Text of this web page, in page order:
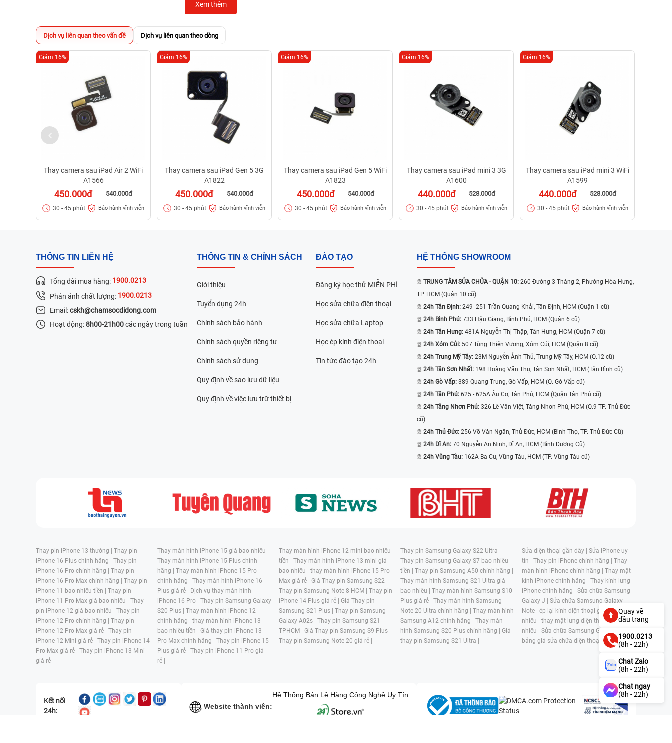
Xem thêm
Dịch vụ liên quan theo vấn đề Dịch vụ liên quan theo dòng
Thay camera sau iPad Air 2 WiFi
A1566
450.000đ 540.000đ
Giảm 16%
30 - 45 phút Bảo hành vĩnh viễn
Thay camera sau iPad Gen 5 3G
A1822
450.000đ 540.000đ
Giảm 16%
30 - 45 phút Bảo hành vĩnh viễn
Thay camera sau iPad Gen 5 WiFi
A1823
450.000đ 540.000đ
Giảm 16%
30 - 45 phút Bảo hành vĩnh viễn
Thay camera sau iPad mini 3 3G
A1600
440.000đ 528.000đ
Giảm 16%
30 - 45 phút Bảo hành vĩnh viễn
Thay camera sau iPad mini 3 WiFi
A1599
440.000đ 528.000đ
Giảm 16%
30 - 45 phút Bảo hành vĩnh viễn
THÔNG TIN LIÊN HỆ
Tổng đài mua hàng: 1900.0213
Phản ánh chất lượng: 1900.0213
Email:cskh@chamsocdidong.com
Hoạt động:8h00-21h00các ngày trong tuần
THÔNG TIN & CHÍNH SÁCH
Giới thiệu
Tuyển dụng 24h
Chính sách bảo hành
Chính sách quyền riêng tư
Chính sách sử dụng
Quy định về sao lưu dữ liệu
Quy định về việc lưu trữ thiết bị
ĐÀO TẠO
Đăng ký học thử MIỄN PHÍ
Học sửa chữa điện thoại
Học sửa chữa Laptop
Học ép kính điện thoại
Tin tức đào tạo 24h
HỆ THỐNG SHOWROOM
TRUNG TÂM SỬA CHỮA - QUẬN 10: 260 Đường 3 Tháng 2, Phường Hòa Hưng,
TP. HCM (Quận 10 cũ)
24h Tân Định: 249 -251 Trần Quang Khải, Tân Định, HCM (Quận 1 cũ)
24h Bình Phú: 733 Hậu Giang, Bình Phú, HCM (Quận 6 cũ)
24h Tân Hưng: 481A Nguyễn Thị Thập, Tân Hưng, HCM (Quận 7 cũ)
24h Xóm Củi: 507 Tùng Thiện Vương, Xóm Củi, HCM (Quận 8 cũ)
24h Trung Mỹ Tây: 23M Nguyễn Ảnh Thủ, Trung Mỹ Tây, HCM (Q.12 cũ)
24h Tân Sơn Nhất: 198 Hoàng Văn Thụ, Tân Sơn Nhất, HCM (Tân Bình cũ)
24h Gò Vấp: 389 Quang Trung, Gò Vấp, HCM (Q. Gò Vấp cũ)
24h Tân Phú: 625 - 625A Âu Cơ, Tân Phú, HCM (Quận Tân Phú cũ)
24h Tăng Nhơn Phú: 326 Lê Văn Việt, Tăng Nhơn Phú, HCM (Q.9 TP. Thủ Đức
cũ)
24h Thủ Đức: 256 Võ Văn Ngân, Thủ Đức, HCM (Bình Thọ, TP. Thủ Đức Cũ)
24h Dĩ An: 70 Nguyễn An Ninh, Dĩ An, HCM (Bình Dương Cũ)
24h Vũng Tàu: 162A Ba Cu, Vũng Tàu, HCM (TP. Vũng Tàu cũ)
Thay pin iPhone 13 thường | Thay pin
iPhone 16 Plus chính hãng | Thay pin
iPhone 16 Pro chính hãng | Thay pin
iPhone 16 Pro Max chính hãng | Thay pin
iPhone 11 bao nhiêu tiền | Thay pin
iPhone 11 Pro Max giá bao nhiêu | Thay
pin iPhone 12 giá bao nhiêu | Thay pin
iPhone 12 Pro chính hãng | Thay pin
iPhone 12 Pro Max giá rẻ | Thay pin
iPhone 12 Mini giá rẻ | Thay pin iPhone 14
Pro Max giá rẻ | Thay pin iPhone 13 Mini
giá rẻ |
Thay màn hình iPhone 15 giá bao nhiêu |
Thay màn hình iPhone 15 Plus chính
hãng | Thay màn hình iPhone 15 Pro
chính hãng | Thay màn hình iPhone 16
Plus giá rẻ | Dịch vụ thay màn hình
iPhone 16 Pro | Thay pin Samsung Galaxy
S20 Plus | Thay màn hình iPhone 12
chính hãng | thay màn hình iPhone 13
bao nhiêu tiền | Giá thay pin iPhone 13
Pro Max chính hãng | Thay pin iPhone 15
Plus giá rẻ | Thay pin iPhone 11 Pro giá
rẻ |
Thay màn hình iPhone 12 mini bao nhiêu
tiền | Thay màn hình iPhone 13 mini giá
bao nhiêu | thay màn hình iPhone 15 Pro
Max giá rẻ | Giá Thay pin Samsung S22 |
Thay pin Samsung Note 8 HCM | Thay pin
iPhone 14 Plus giá rẻ | Giá Thay pin
Samsung S21 Plus | Thay pin Samsung
Galaxy A02s | Thay pin Samsung S21
TPHCM | Giá Thay pin Samsung S9 Plus |
Thay pin Samsung Note 20 giá rẻ |
Thay pin Samsung Galaxy S22 Ultra |
Thay pin Samsung Galaxy S7 bao nhiêu
tiền | Thay pin Samsung A50 chính hãng |
Thay màn hình Samsung S21 Ultra giá
bao nhiêu | Thay màn hình Samsung S10
Plus giá rẻ | Thay màn hình Samsung
Note 20 Ultra chính hãng | Thay màn hình
Samsung A12 chính hãng | Thay màn
hình Samsung S20 Plus chính hãng | Giá
thay pin Samsung S21 Ultra |
Sửa điện thoại gần đây | Sửa iPhone uy
tín | Thay pin iPhone chính hãng | Thay
màn hình iPhone chính hãng | Thay mặt
kính iPhone chính hãng | Thay kính lưng
iPhone chính hãng | Sửa chữa Samsung
Galaxy J | Sửa chữa Samsung Galaxy
Note | ép lại kính điện thoại giá bao
nhiêu | thay mặt lưng điện thoại giá bao
nhiêu | Sửa chữa Samsung Galaxy S |
bảng giá sửa chữa điện thoại samsung |
Kết nối
24h:
Website thành viên:
Hệ Thống Bán Lẻ Hàng Công Nghệ Uy Tín
Quay về
đầu trang
1900.0213
(8h - 22h)
Chat Zalo
(8h - 22h)
Chat ngay
(8h - 22h)